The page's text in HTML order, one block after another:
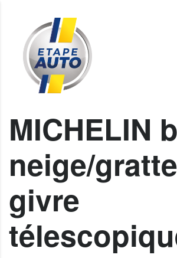
MICHELIN
neige/
givre